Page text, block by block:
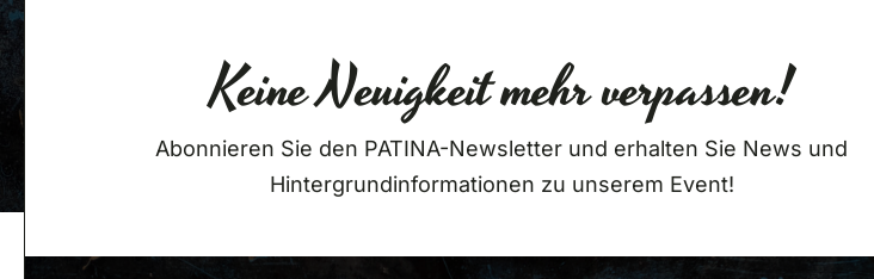
MUSEUM RESTAURANT EVENTLOCATION
© 2026 • Auto & Traktor Museum •Impressum•
Keine Neuigkeit mehr verpassen!
Abonnieren Sie den PATINA-Newsletter und erhalten Sie News und
Hintergrundinformationen zu unserem Event!